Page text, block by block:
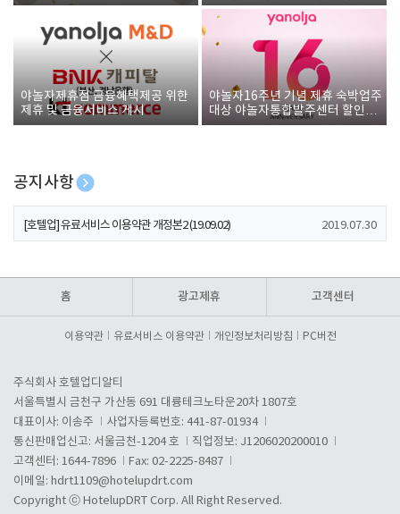
야놀자제휴점 금융혜택제공 위한
제휴 및 금융서비스 게시
야놀자16주년 기념 제휴 숙박업주
대상 야놀자통합발주센터 할인쿠
폰 증정
공지사항
[호텔업] 개인정보 처리방침 개정본1 (19.09.02)
[호텔업] 유료서비스 이용약관 개정본2 (19.09.02) 2019.07.30
홈 광고제휴 고객센터
이용약관 유료서비스 이용약관 개인정보처리방침 PC버전
주식회사 호텔업디알티
서울특별시 금천구 가산동 691 대륭테크노타운20차 1807호
대표이사: 이송주
사업자등록번호: 441-87-01934
통신판매업신고: 서울금천-1204 호
직업정보: J1206020200010
고객센터: 1644-7896
Fax: 02-2225-8487
이메일: hdrt1109@hotelupdrt.com
Copyright ⓒ HotelupDRT Corp. All Right Reserved.